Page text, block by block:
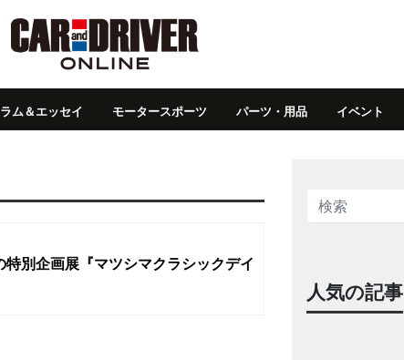
ム＆エッセイ モータースポーツ パーツ・用品 イベント
別企画展『マツシマクラシックデイ
人気の記事